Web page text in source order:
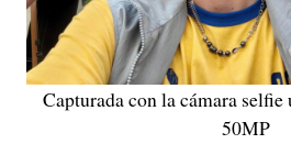
Capturada con la cámara
50MP